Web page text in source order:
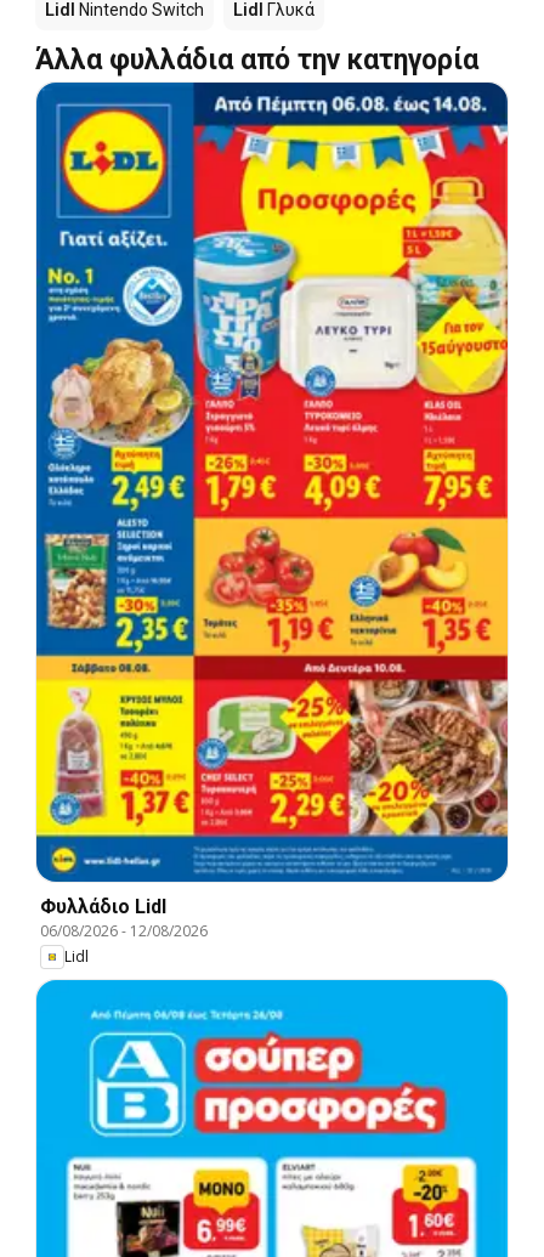
Lidl Nintendo Switch Lidl Γλυκά
Άλλα φυλλάδια από την κατηγορία
Φυλλάδιο Lidl
06/08/2026- 12/08/2026
Lidl